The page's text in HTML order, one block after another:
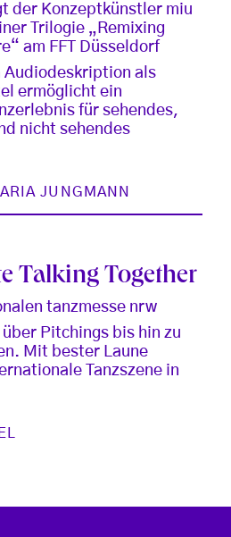
der Konzeptkünstler miu
Trilogie „Remixing
am FFT Düsseldorf
Audiodeskription als
ermöglicht ein
für sehendes,
nicht sehendes
JUNGMANN
Talking Together
tanzmesse nrw
Pitchings bis hin zu
Mit bester Laune
Tanzszene in